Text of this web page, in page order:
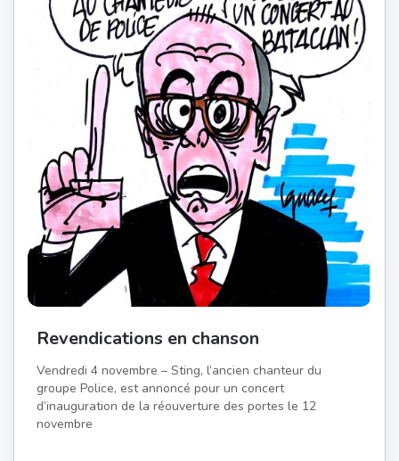
Revendications en chanson
Vendredi 4 novembre – Sting, l’ancien chanteur du
groupe Police, est annoncé pour un concert
d’inauguration de la réouverture des portes le 12
novembre